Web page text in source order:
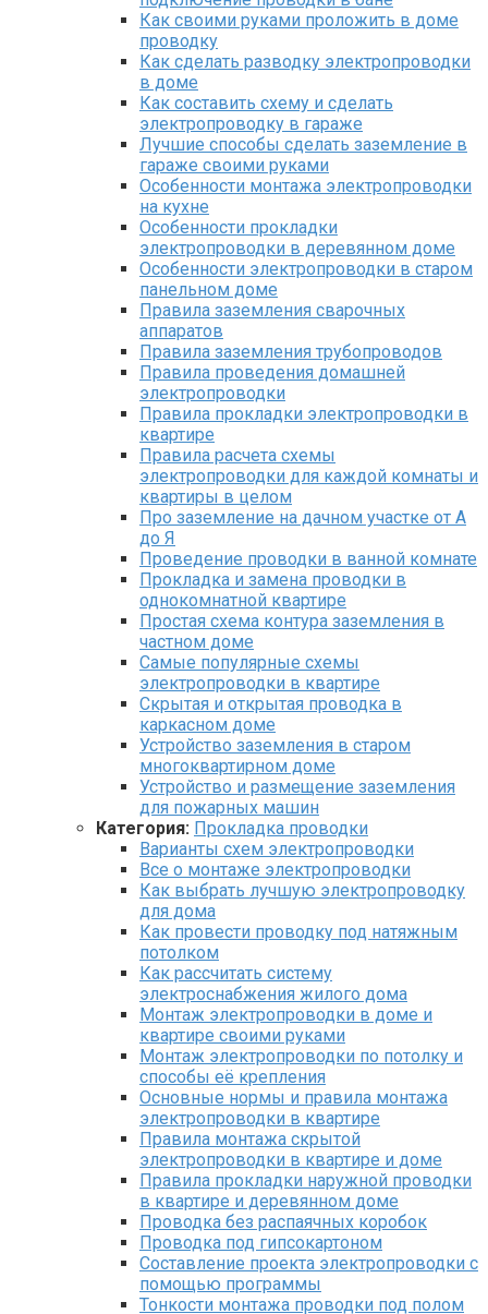
Как своими руками проложить в доме
проводку
Как сделать разводку электропроводки
в доме
Как составить схему и сделать
электропроводку в гараже
Лучшие способы сделать заземление в
гараже своими руками
Особенности монтажа электропроводки
на кухне
Особенности прокладки
электропроводки в деревянном доме
Особенности электропроводки в старом
панельном доме
Правила заземления сварочных
аппаратов
Правила заземления трубопроводов
Правила проведения домашней
электропроводки
Правила прокладки электропроводки в
квартире
Правила расчета схемы
электропроводки для каждой комнаты и
квартиры в целом
Про заземление на дачном участке от А
до Я
Проведение проводки в ванной комнате
Прокладка и замена проводки в
однокомнатной квартире
Простая схема контура заземления в
частном доме
Самые популярные схемы
электропроводки в квартире
Скрытая и открытая проводка в
каркасном доме
Устройство заземления в старом
многоквартирном доме
Устройство и размещение заземления
для пожарных машин
Категория: Прокладка проводки
Варианты схем электропроводки
Все о монтаже электропроводки
Как выбрать лучшую электропроводку
для дома
Как провести проводку под натяжным
потолком
Как рассчитать систему
электроснабжения жилого дома
Монтаж электропроводки в доме и
квартире своими руками
Монтаж электропроводки по потолку и
способы её крепления
Основные нормы и правила монтажа
электропроводки в квартире
Правила монтажа скрытой
электропроводки в квартире и доме
Правила прокладки наружной проводки
в квартире и деревянном доме
Проводка без распаячных коробок
Проводка под гипсокартоном
Составление проекта электропроводки с
помощью программы
Тонкости монтажа проводки под полом